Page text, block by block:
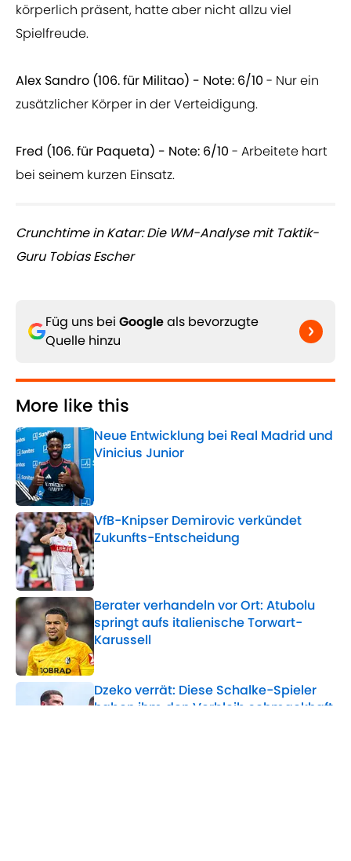
körperlich präsent, hatte aber nicht allzu viel
Spielfreude.
Alex Sandro (106. für Militao) - Note: 6/10 - Nur ein
zusätzlicher Körper in der Verteidigung.
Fred (106. für Paqueta) - Note: 6/10 - Arbeitete hart
bei seinem kurzen Einsatz.
Crunchtime in Katar: Die WM-Analyse mit Taktik-
Guru Tobias Escher
Füg uns bei Googleals bevorzugte
Quelle hinzu
More like this
Neue Entwicklung bei Real Madrid und
Vinicius Junior
Published by on Invalid Date
VfB-Knipser Demirovic verkündet
Zukunfts-Entscheidung
Published by on Invalid Date
Berater verhandeln vor Ort: Atubolu
springt aufs italienische Torwart-
Karussell
Published by on Invalid Date
Dzeko verrät: Diese Schalke-Spieler
haben ihm den Verbleib schmackhaft